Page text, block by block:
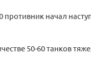
противник начал
50-60 танков